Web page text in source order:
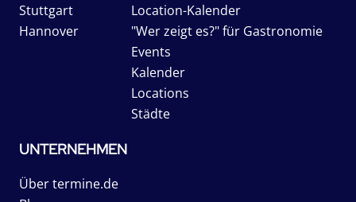
Stuttgart
Hannover
Location-Kalender
"Wer zeigt es?" für Gastronomie
Events
Kalender
Locations
Städte
UNTERNEHMEN
Über termine.de